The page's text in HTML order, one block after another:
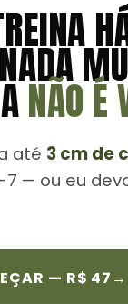
NÃO É
até 3 cm de
— ou eu
— R$ 47 →